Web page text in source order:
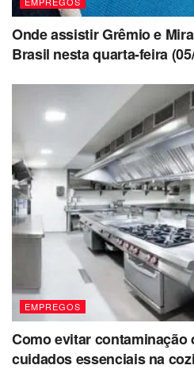
Onde assistir Grêmio e
Brasil nesta quarta-feira
EMPREGOS
Como evitar contaminação
cuidados essenciais na